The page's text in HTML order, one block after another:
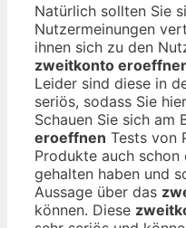
Natürlich sollten Sie
Nutzermeinungen
ihnen sich zu den
zweitkonto
Leider sind diese in
seriös, sodass Sie
Schauen Sie sich am
eroeffnen Tests von
Produkte auch schon
gehalten haben und
Aussage über das
können. Diese